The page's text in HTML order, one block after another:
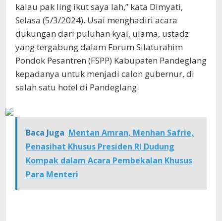
kalau pak Iing ikut saya lah,” kata Dimyati,
Selasa (5/3/2024). Usai menghadiri acara
dukungan dari puluhan kyai, ulama, ustadz
yang tergabung dalam Forum Silaturahim
Pondok Pesantren (FSPP) Kabupaten Pandeglang
kepadanya untuk menjadi calon gubernur, di
salah satu hotel di Pandeglang.
Baca Juga Mentan Amran, Menhan Safrie,
Penasihat Khusus Presiden RI Dudung
Kompak dalam Acara Pembekalan Khusus
Para Menteri